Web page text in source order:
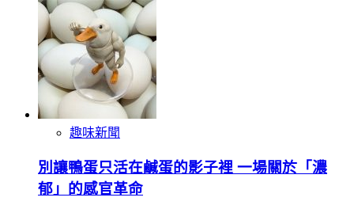
趣味新聞
別讓鴨蛋只活在鹹蛋的影子裡 一場關於「濃
郁」的感官革命